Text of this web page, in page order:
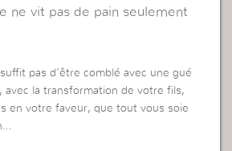
ne vit pas de pain seulement
pas d’être comblé avec une gué
avec la transformation de votre fils,
en votre faveur, que tout vous soie